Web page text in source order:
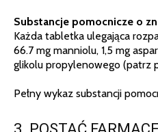
Substancje pomocnicze o
Każda tabletka ulegająca
66.7 mg manniolu, 1,5 mg
glikolu propylenowego (patrz
Pełny wykaz substancji